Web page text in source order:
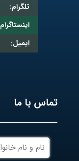
تلگرام:
ایمیل:
تماس با ما